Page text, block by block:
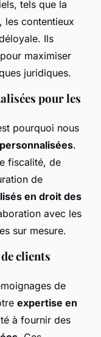
tels que la
les contentieux
Ils
maximiser
juridiques.
pour les
pourquoi nous
.
fiscalité, de
de
en droit des
avec les
sur mesure.
clients
de
expertise en
à fournir des